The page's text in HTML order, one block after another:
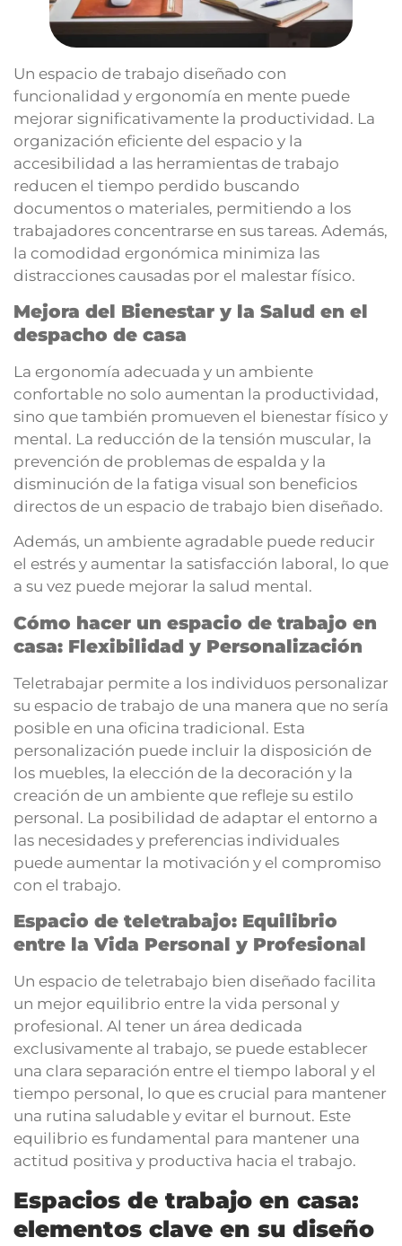
Un espacio de trabajo diseñado con
funcionalidad y ergonomía en mente puede
mejorar significativamente la productividad. La
organización eficiente del espacio y la
accesibilidad a las herramientas de trabajo
reducen el tiempo perdido buscando
documentos o materiales, permitiendo a los
trabajadores concentrarse en sus tareas. Además,
la comodidad ergonómica minimiza las
distracciones causadas por el malestar físico.
Mejora del Bienestar y la Salud en el
despacho de casa
La ergonomía adecuada y un ambiente
confortable no solo aumentan la productividad,
sino que también promueven el bienestar físico y
mental. La reducción de la tensión muscular, la
prevención de problemas de espalda y la
disminución de la fatiga visual son beneficios
directos de un espacio de trabajo bien diseñado.
Además, un ambiente agradable puede reducir
el estrés y aumentar la satisfacción laboral, lo que
a su vez puede mejorar la salud mental.
Cómo hacer un espacio de trabajo en
casa: Flexibilidad y Personalización
Teletrabajar permite a los individuos personalizar
su espacio de trabajo de una manera que no sería
posible en una oficina tradicional. Esta
personalización puede incluir la disposición de
los muebles, la elección de la decoración y la
creación de un ambiente que refleje su estilo
personal. La posibilidad de adaptar el entorno a
las necesidades y preferencias individuales
puede aumentar la motivación y el compromiso
con el trabajo.
Espacio de teletrabajo: Equilibrio
entre la Vida Personal y Profesional
Un espacio de teletrabajo bien diseñado facilita
un mejor equilibrio entre la vida personal y
profesional. Al tener un área dedicada
exclusivamente al trabajo, se puede establecer
una clara separación entre el tiempo laboral y el
tiempo personal, lo que es crucial para mantener
una rutina saludable y evitar el burnout. Este
equilibrio es fundamental para mantener una
actitud positiva y productiva hacia el trabajo.
Espacios de trabajo en casa:
elementos clave en su diseño